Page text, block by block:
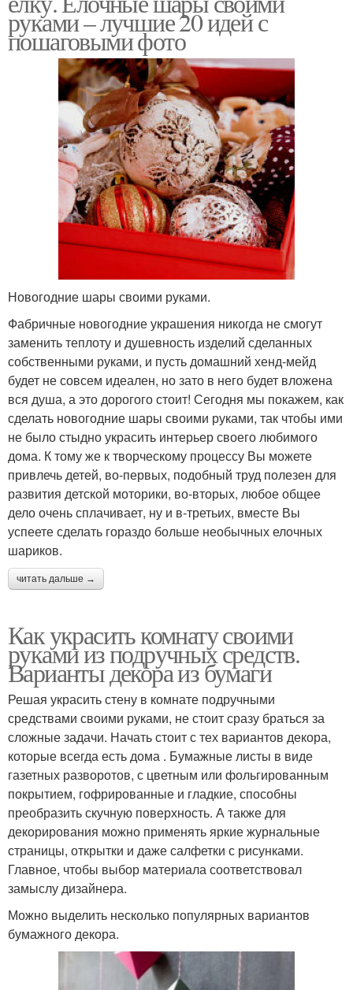
руками – лучшие 20 идей с
пошаговыми фото
Новогодние шары своими руками.
Фабричные новогодние украшения никогда не смогут
заменить теплоту и душевность изделий сделанных
собственными руками, и пусть домашний хенд-мейд
будет не совсем идеален, но зато в него будет вложена
вся душа, а это дорогого стоит! Сегодня мы покажем, как
сделать новогодние шары своими руками, так чтобы ими
не было стыдно украсить интерьер своего любимого
дома. К тому же к творческому процессу Вы можете
привлечь детей, во-первых, подобный труд полезен для
развития детской моторики, во-вторых, любое общее
дело очень сплачивает, ну и в-третьих, вместе Вы
успеете сделать гораздо больше необычных елочных
шариков.
читать дальше →
Как украсить комнату своими
руками из подручных средств.
Варианты декора из бумаги
Решая украсить стену в комнате подручными
средствами своими руками, не стоит сразу браться за
сложные задачи. Начать стоит с тех вариантов декора,
которые всегда есть дома . Бумажные листы в виде
газетных разворотов, с цветным или фольгированным
покрытием, гофрированные и гладкие, способны
преобразить скучную поверхность. А также для
декорирования можно применять яркие журнальные
страницы, открытки и даже салфетки с рисунками.
Главное, чтобы выбор материала соответствовал
замыслу дизайнера.
Можно выделить несколько популярных вариантов
бумажного декора.